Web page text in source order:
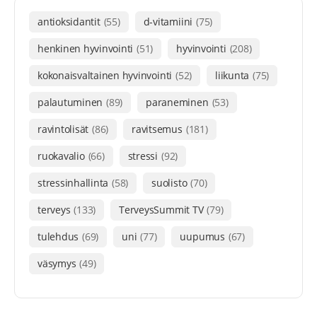
antioksidantit (55) d-vitamiini (75)
henkinen hyvinvointi (51) hyvinvointi (208)
kokonaisvaltainen hyvinvointi (52) liikunta (75)
palautuminen (89) paraneminen (53)
ravintolisät (86) ravitsemus (181)
ruokavalio (66) stressi (92)
stressinhallinta (58) suolisto (70)
terveys (133) TerveysSummit TV (79)
tulehdus (69) uni (77) uupumus (67)
väsymys (49)